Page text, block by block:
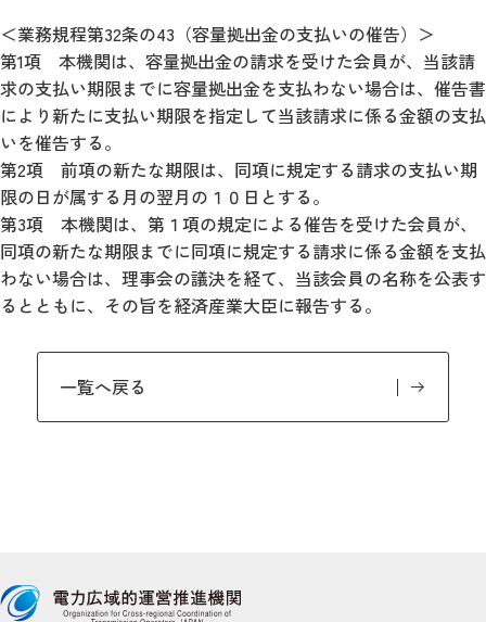
＜業務規程第32条の43（容量拠出金の支払いの催告）＞
第1項 本機関は、容量拠出金の請求を受けた会員が、当該請
求の支払い期限までに容量拠出金を支払わない場合は、催告書
により新たに支払い期限を指定して当該請求に係る金額の支払
いを催告する。
第2項 前項の新たな期限は、同項に規定する請求の支払い期
限の日が属する月の翌月の１０日とする。
第3項 本機関は、第１項の規定による催告を受けた会員が、
同項の新たな期限までに同項に規定する請求に係る金額を支払
わない場合は、理事会の議決を経て、当該会員の名称を公表す
るとともに、その旨を経済産業大臣に報告する。
一覧へ戻る